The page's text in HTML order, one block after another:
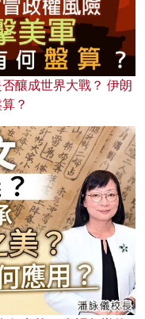
釀成世界大戰？ 伊朗
？